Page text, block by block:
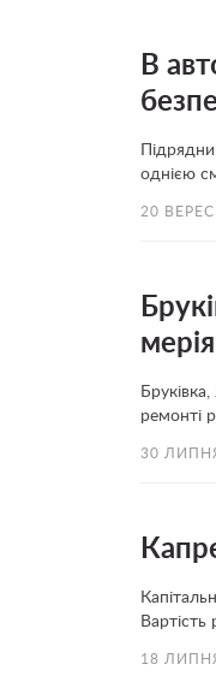
В
однією
20
ремонті
30
18